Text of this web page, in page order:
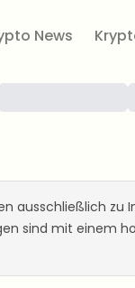
News
ausschließlich zu
sind mit einem